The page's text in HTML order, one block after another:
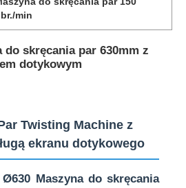
min
do skręcania par 630mm z
dotykowym
Twisting Machine z
ekranu dotykowego
Ø630 Maszyna do skręcania